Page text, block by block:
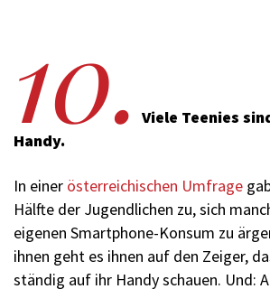
10.
Viele Teenies
Handy.
In einer österreichischen Umfrage
Hälfte der Jugendlichen zu, sich
eigenen Smartphone-Konsum zu
ihnen geht es ihnen auf den Zeiger,
ständig auf ihr Handy schauen. Und: